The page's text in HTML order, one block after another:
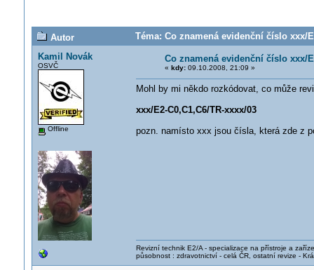
Autor
Téma: Co znamená evidenční číslo xxx/
Kamil Novák
OSVČ
Offline
Co znamená evidenční číslo xxx/
« kdy:09.10.2008, 21:09 »
Mohl by mi někdo rozkódovat, co může
xxx/E2-C0,C1,C6/TR-xxxx/03
pozn. namísto xxx jsou čísla, která zde z
Revizní technik E2/A - specializace na přístroje a
působnost : zdravotnictví - celá ČR, ostatní revize -